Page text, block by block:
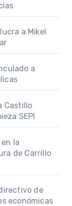
a Mikel
a
Castillo
SEPI
la
de Carrillo
de
económicas